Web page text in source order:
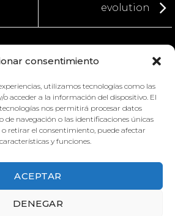
consentimiento
utilizamos tecnologías como las
acceder a la información del dispositivo. El
nos permitirá procesar datos
navegación o las identificaciones únicas
o retirar el consentimiento, puede afectar
y funciones.
ACEPTAR
DENEGAR
evolution